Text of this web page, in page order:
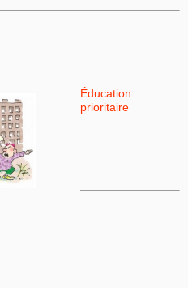
Éducation
prioritaire